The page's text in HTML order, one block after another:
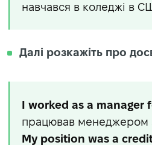
навчався в коледжі в
Далі розкажіть про
I worked as a manager
працював менеджером
My position was a